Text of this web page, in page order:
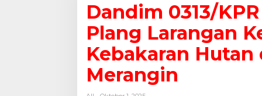
n
0
1
Dandim 0313/
Plang Larangan
Kebakaran Hutan
Merangin